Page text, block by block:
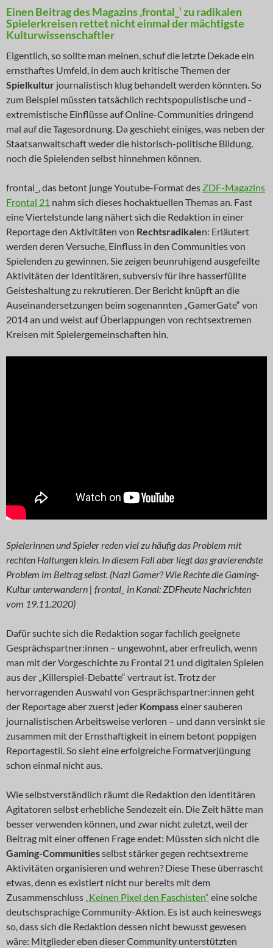
Einen Beitrag des Magazins ‚frontal_‘ zu radikalen
Spielerkreisen rettet nicht einmal der mächtigste
Kulturwissenschaftler
Eigentlich, so sollte man meinen, schuf die letzte Dekade ein
ernsthaftes Umfeld, in dem auch kritische Themen der
Spielkultur journalistisch klug behandelt werden könnten. So
zum Beispiel müssten tatsächlich rechtspopulistische und -
extremistische Einflüsse auf Online-Communities dringend
mal auf die Tagesordnung. Da geschieht einiges, was neben der
Staatsanwaltschaft weder die historisch-politische Bildung,
noch die Spielenden selbst hinnehmen können.
frontal_, das betont junge Youtube-Format des ZDF-Magazins
Frontal 21 nahm sich dieses hochaktuellen Themas an. Fast
eine Viertelstunde lang nähert sich die Redaktion in einer
Reportage den Aktivitäten von Rechtsradikalen: Erläutert
werden deren Versuche, Einfluss in den Communities von
Spielenden zu gewinnen. Sie zeigen beunruhigend ausgefeilte
Aktivitäten der Identitären, subversiv für ihre hasserfüllte
Geisteshaltung zu rekrutieren. Der Bericht knüpft an die
Auseinandersetzungen beim sogenannten „GamerGate“ von
2014 an und weist auf Überlappungen von rechtsextremen
Kreisen mit Spielergemeinschaften hin.
Spielerinnen und Spieler reden viel zu häufig das Problem mit
rechten Haltungen klein. In diesem Fall aber liegt das gravierendste
Problem im Beitrag selbst. (Nazi Gamer? Wie Rechte die Gaming-
Kultur unterwandern | frontal_ in Kanal: ZDFheute Nachrichten
vom 19.11.2020)
Dafür suchte sich die Redaktion sogar fachlich geeignete
Gesprächspartner:innen – ungewohnt, aber erfreulich, wenn
man mit der Vorgeschichte zu Frontal 21 und digitalen Spielen
aus der „Killerspiel-Debatte“ vertraut ist. Trotz der
hervorragenden Auswahl von Gesprächspartner:innen geht
der Reportage aber zuerst jeder Kompasseiner sauberen
journalistischen Arbeitsweise verloren – und dann versinkt sie
zusammen mit der Ernsthaftigkeit in einem betont poppigen
Reportagestil. So sieht eine erfolgreiche Formatverjüngung
schon einmal nicht aus.
Wie selbstverständlich räumt die Redaktion den identitären
Agitatoren selbst erhebliche Sendezeit ein. Die Zeit hätte man
besser verwenden können, und zwar nicht zuletzt, weil der
Beitrag mit einer offenen Frage endet: Müssten sich nicht die
Gaming-Communitiesselbst stärker gegen rechtsextreme
Aktivitäten organisieren und wehren? Diese These überrascht
etwas, denn es existiert nicht nur bereits mit dem
Zusammenschluss „Keinen Pixel den Faschisten“ eine solche
deutschsprachige Community-Aktion. Es ist auch keineswegs
so, dass sich die Redaktion dessen nicht bewusst gewesen
wäre: Mitglieder eben dieser Community unterstützten